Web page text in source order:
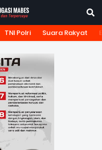
TNI Polri Suara Rakyat